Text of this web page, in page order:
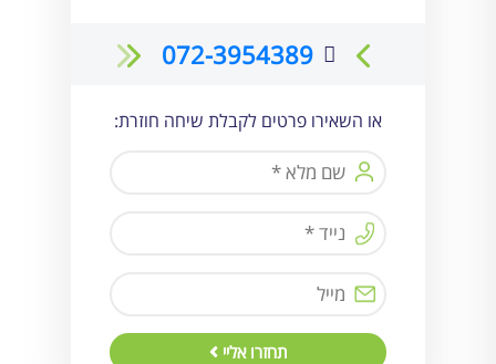
072-3954389
או השאירו פרטים לקבלת שיחה חוזרת:
תחזרו אליי